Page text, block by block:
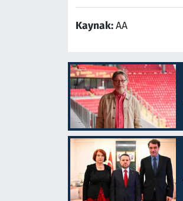
Kaynak:AA